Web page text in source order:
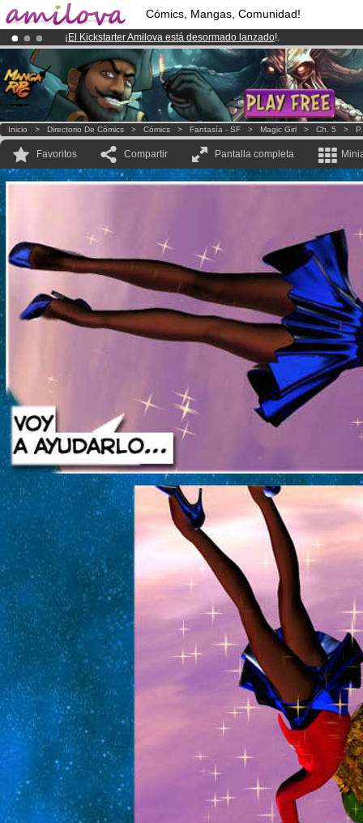
Cómics, Mangas, Comunidad!
¡ El Kickstarter Amilova está desormado lanzado!.
¡Conviertete en Premium por3.95 eurosal mes!Hazte Premium ya
¡Ya tenemos 100000miembrosy 1000 Cómics y Mangas!.
Inicio > Directorio De Cómics > Cómics > Fantasía - SF > Magic Girl > Ch. 5 >
Favoritos Compartir Pantalla completa